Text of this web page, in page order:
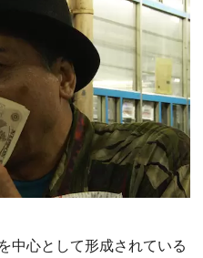
中心として形成されている